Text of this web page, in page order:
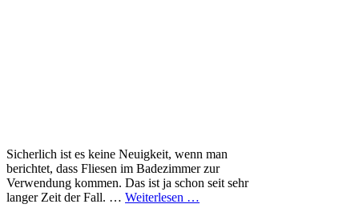
Sicherlich ist es keine Neuigkeit, wenn man
berichtet, dass Fliesen im Badezimmer zur
Verwendung kommen. Das ist ja schon seit sehr
langer Zeit der Fall. … Weiterlesen …